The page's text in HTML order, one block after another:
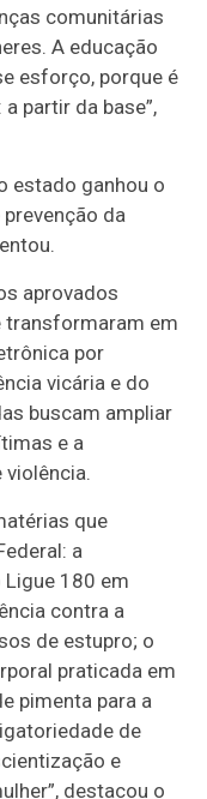
comunitárias
A educação
esforço, porque é
partir da base”,
estado ganhou o
da
aprovados
transformaram em
por
vicária e do
buscam ampliar
e a
que
a
180 em
contra a
de estupro; o
praticada em
pimenta para a
de
e
destacou o